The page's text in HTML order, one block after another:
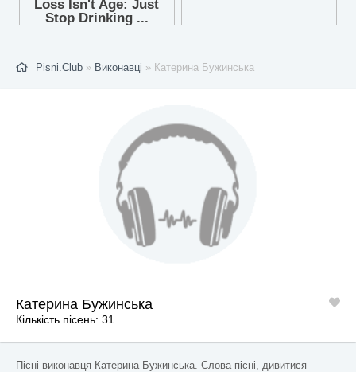
Pisni.Club » Виконавці » Катерина Бужинська
Катерина Бужинська
Кількість пісень: 31
Пісні виконавця Катерина Бужинська. Слова пісні, дивитися